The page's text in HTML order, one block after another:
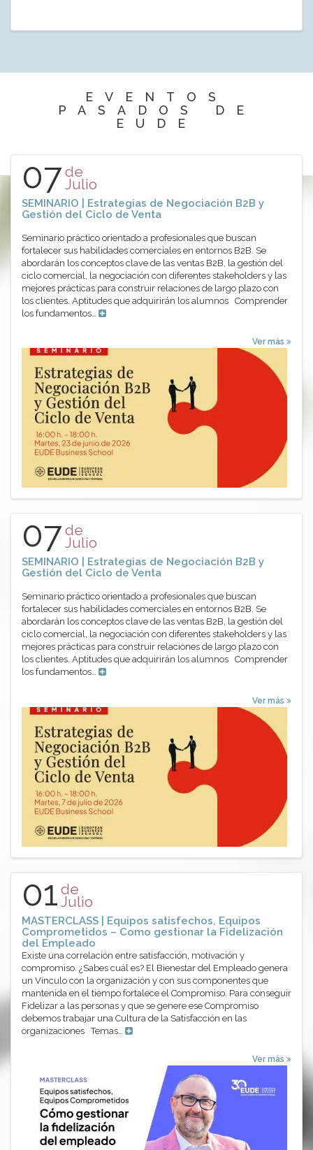
EVENTOS
PASADOS DE
EUDE
07de
Julio
SEMINARIO | Estrategias de Negociación B2B y
Gestión del Ciclo de Venta
Seminario práctico orientado a profesionales que buscan
fortalecer sus habilidades comerciales en entornos B2B. Se
abordarán los conceptos clave de las ventas B2B, la gestión del
ciclo comercial, la negociación con diferentes stakeholders y las
mejores prácticas para construir relaciones de largo plazo con
los clientes. Aptitudes que adquirirán los alumnos Comprender
los fundamentos…
Ver más
07de
Julio
SEMINARIO | Estrategias de Negociación B2B y
Gestión del Ciclo de Venta
Seminario práctico orientado a profesionales que buscan
fortalecer sus habilidades comerciales en entornos B2B. Se
abordarán los conceptos clave de las ventas B2B, la gestión del
ciclo comercial, la negociación con diferentes stakeholders y las
mejores prácticas para construir relaciones de largo plazo con
los clientes. Aptitudes que adquirirán los alumnos Comprender
los fundamentos…
Ver más
01 de
Julio
MASTERCLASS | Equipos satisfechos, Equipos
Comprometidos – Como gestionar la Fidelización
del Empleado
Existe una correlación entre satisfacción, motivación y
compromiso. ¿Sabes cuál es? El Bienestar del Empleado genera
un Vínculo con la organización y con sus componentes que
mantenida en el tiempo fortalece el Compromiso. Para conseguir
Fidelizar a las personas y que se genere ese Compromiso
debemos trabajar una Cultura de la Satisfacción en las
organizaciones Temas…
Ver más